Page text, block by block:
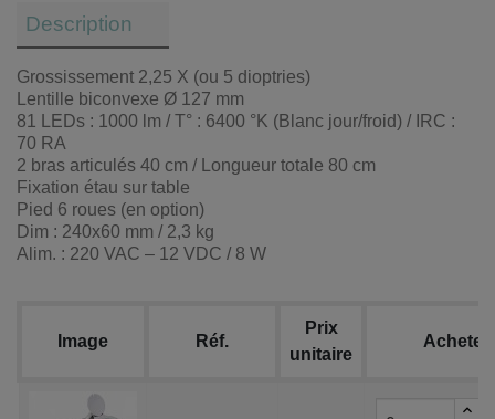
Description
Grossissement 2,25 X (ou 5 dioptries)
Lentille biconvexe Ø 127 mm
81 LEDs : 1000 lm / T° : 6400 °K (Blanc jour/froid) / IRC :
70 RA
2 bras articulés 40 cm / Longueur totale 80 cm
Fixation étau sur table
Pied 6 roues (en option)
Dim : 240x60 mm / 2,3 kg
Alim. : 220 VAC – 12 VDC / 8 W
Image Réf.
Prix
unitaire
Acheter